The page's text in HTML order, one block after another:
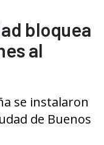
bloquea
al
se instalaron
de Buenos